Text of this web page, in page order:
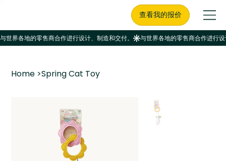
查看我的报价
Home >Spring Cat Toy